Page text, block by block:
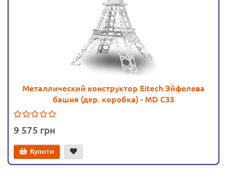
Металлический конструктор Eitech Эйфелева
башня (дер. коробка) - MD C33
9 575
Купити